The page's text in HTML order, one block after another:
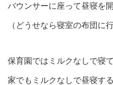
バウンサーに座って昼寝を
（どうせなら寝室の布団に
保育園ではミルクなしで寝て
家でもミルクなしで昼寝す